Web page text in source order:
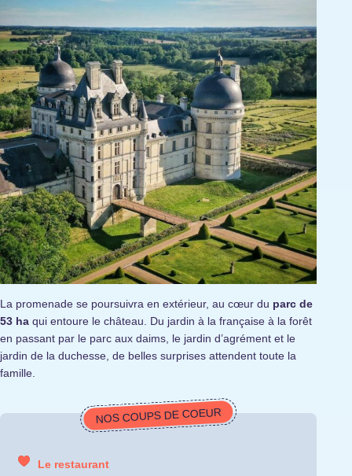
La promenade se poursuivra en extérieur, au cœur du parc de
53 ha qui entoure le château. Du jardin à la française à la forêt
en passant par le parc aux daims, le jardin d’agrément et le
jardin de la duchesse, de belles surprises attendent toute la
famille.
NOS COUPS DE COEUR
Le restaurant